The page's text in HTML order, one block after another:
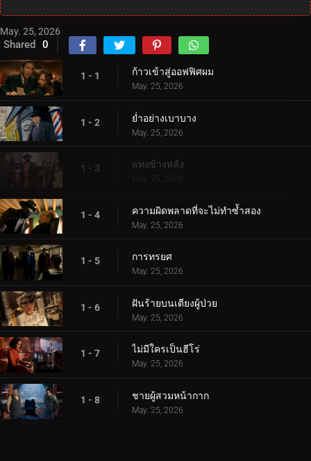
May. 25, 2026
Shared 0
1 - 1 ก้าวเข้าสู่ออฟฟิศผม
May. 25, 2026
1 - 2 ย่ำอย่างเบาบาง
May. 25, 2026
1 - 3 แทงข้างหลัง
May. 25, 2026
1 - 4 ความผิดพลาดที่จะไม่ทำซ้ำสอง
May. 25, 2026
1 - 5 การทรยศ
May. 25, 2026
1 - 6 ฝันร้ายบนเตียงผู้ป่วย
May. 25, 2026
1 - 7 ไม่มีใครเป็นฮีโร่
May. 25, 2026
1 - 8 ชายผู้สวมหน้ากาก
May. 25, 2026